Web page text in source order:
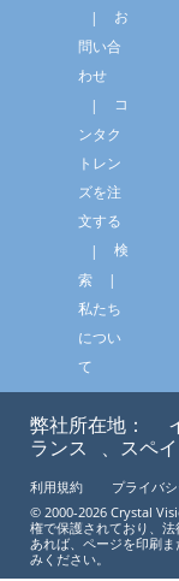
お
問い合
わせ
コ
ンタク
トレン
ズを注
文する
検
索
私たち
につい
て
弊社所在地：
ランス
、スペイ
利用規約
プライバ
© 2000-2026 Crystal
権で保護されており、
あれば、ページを印刷
みください。